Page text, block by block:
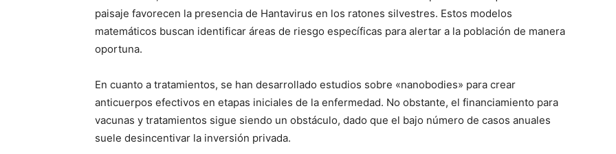
paisaje favorecen la presencia de Hantavirus en los ratones silvestres. Estos modelos
matemáticos buscan identificar áreas de riesgo específicas para alertar a la población de manera
oportuna.
En cuanto a tratamientos, se han desarrollado estudios sobre «nanobodies» para crear
anticuerpos efectivos en etapas iniciales de la enfermedad. No obstante, el financiamiento para
vacunas y tratamientos sigue siendo un obstáculo, dado que el bajo número de casos anuales
suele desincentivar la inversión privada.